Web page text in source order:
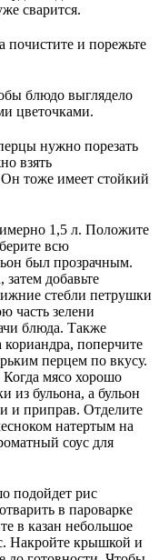
сварится.
почистите и порежьте
блюдо выглядело
цветочками.
нужно порезать
взять
тоже имеет стойкий
1,5 л. Положите
всю
был прозрачным.
затем добавьте
стебли петрушки
часть зелени
блюда. Также
поперчите
перцем по вкусу.
мясо хорошо
из бульона, а бульон
и приправ. Отделите
натертым на
соус для
подойдет рис
в пароварке
в казан небольшое
Накройте крышкой и